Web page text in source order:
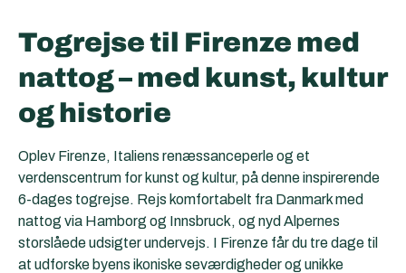
Togrejse til Firenze med
nattog – med kunst, kultur
og historie
Oplev Firenze, Italiens renæssanceperleog et
verdenscentrum for kunst og kultur, på denne inspirerende
6-dages togrejse. Rejs komfortabelt fra Danmark med
nattog via Hamborg og Innsbruck, og nyd Alpernes
storslåede udsigter undervejs. I Firenze får du tre dage til
at udforske byens ikoniske seværdigheder og unikke